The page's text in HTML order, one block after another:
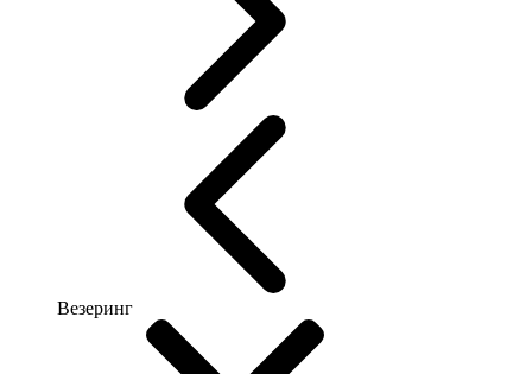
Везеринг